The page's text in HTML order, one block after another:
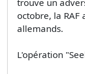
trouve un
octobre, la
allemands.
L'opération